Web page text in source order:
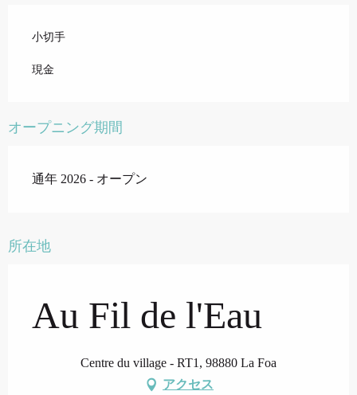
小切手
現金
オープニング期間
通年 2026 - オープン
所在地
Au Fil de l'Eau
Centre du village - RT1, 98880 La Foa
アクセス